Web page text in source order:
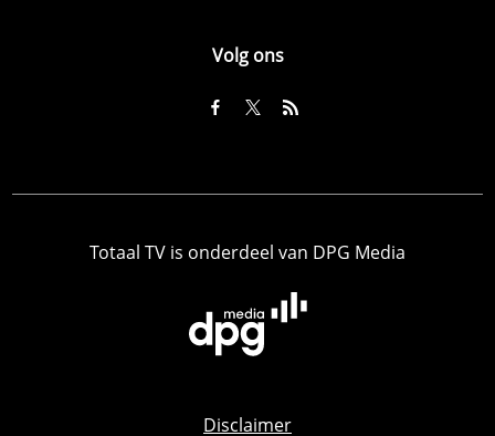
Volg ons
Totaal TV is onderdeel van DPG Media
Disclaimer